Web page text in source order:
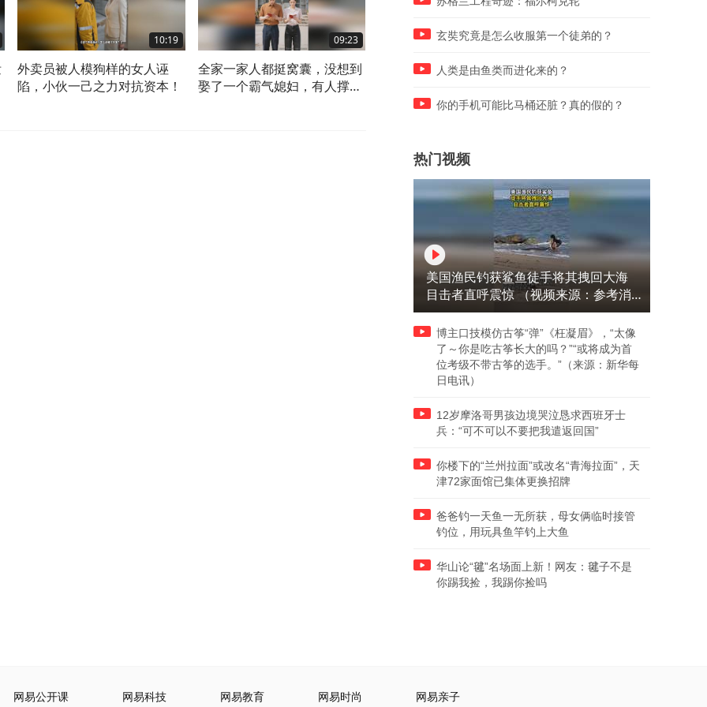
10:19
外卖员被人模狗样的女人诬
陷，小伙一己之力对抗资本！
09:23
全家一家人都挺窝囊，没想到
娶了一个霸气媳妇，有人撑
05:19
亲妈被儿媳妇当狗一样拴着，
父亲去世，三个孩子回家奔
来！
玄奘究竟是怎么收服第一个徒弟的？
人类是由鱼类而进化来的？
你的手机可能比马桶还脏？真的假的？
热门视频
美国渔民钓获鲨鱼徒手将其拽回大海
目击者直呼震惊 （视频来源：参考消
息）
博主口技模仿古筝“弹”《枉凝眉》，“太像
了～你是吃古筝长大的吗？”“或将成为首
位考级不带古筝的选手。”（来源：新华每
日电讯）
12岁摩洛哥男孩边境哭泣恳求西班牙士
兵：“可不可以不要把我遣返回国”
你楼下的“兰州拉面”或改名“青海拉面”，天
津72家面馆已集体更换招牌
爸爸钓一天鱼一无所获，母女俩临时接管
钓位，用玩具鱼竿钓上大鱼
华山论“毽”名场面上新！网友：毽子不是
你踢我捡，我踢你捡吗
网易公开课 网易科技 网易教育 网易时尚 网易亲子